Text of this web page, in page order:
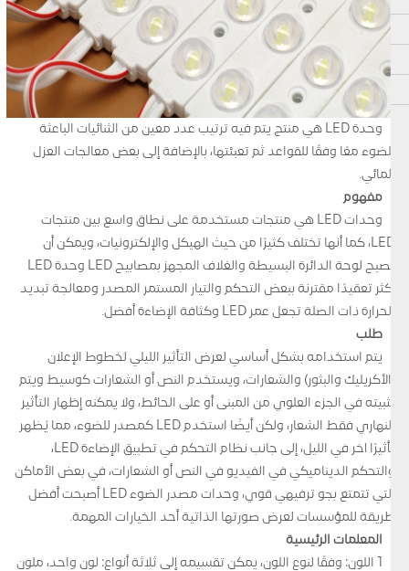
وحدة LED هي منتج يتم فيه ترتيب عدد معين من الثنائيات الباعثة
للضوء معًا وفقًا للقواعد ثم تعبئتها، بالإضافة إلى بعض معالجات العزل
المائي.
مفهوم
وحدات LED هي منتجات مستخدمة على نطاق واسع بين منتجات
LED، كما أنها تختلف كثيرًا من حيث الهيكل والإلكترونيات، ويمكن أن
تصبح لوحة الدائرة البسيطة والغلاف المجهز بمصابيح LED وحدة LED
أكثر تعقيدًا مقترنة ببعض التحكم والتيار المستمر المصدر ومعالجة تبديد
الحرارة ذات الصلة تجعل عمر LED وكثافة الإضاءة أفضل.
طلب
يتم استخدامه بشكل أساسي لعرض التأثير الليلي لخطوط الإعلان
(الأكريليك والبثور) والشعارات، ويستخدم النص أو الشعارات كوسيط ويتم
تثبيته في الجزء العلوي من المبنى أو على الحائط، ولا يمكنه إظهار التأثير
النهاري فقط الشعار، ولكن أيضًا استخدم LED كمصدر للضوء، مما يُظهر
تأثيرًا آخر في الليل، إلى جانب نظام التحكم في تطبيق الإضاءة LED،
والتحكم الديناميكي في الفيديو في النص أو الشعارات، في بعض الأماكن
التي تتمتع بجو ترفيهي قوي، وحدات مصدر الضوء LED أصبحت أفضل
طريقة للمؤسسات لعرض صورتها الذاتية أحد الخيارات المهمة.
المعلمات الرئيسية
1 اللون: وفقًا لنوع اللون، يمكن تقسيمه إلى ثلاثة أنواع: لون واحد، ملون